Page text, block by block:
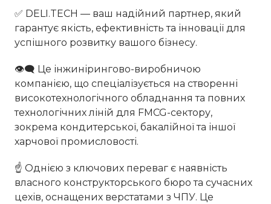
✅ DELI.TECH — ваш надійний партнер, який
гарантує якість, ефективність та інновації для
успішного розвитку вашого бізнесу.
👁‍🗨 Це інжинірингово-виробничою
компанією, що спеціалізується на створенні
високотехнологічного обладнання та повних
технологічних ліній для FMCG-сектору,
зокрема кондитерської, бакалійної та іншої
харчової промисловості.
☝️ Однією з ключових переваг є наявність
власного конструкторського бюро та сучасних
цехів, оснащених верстатами з ЧПУ. Це